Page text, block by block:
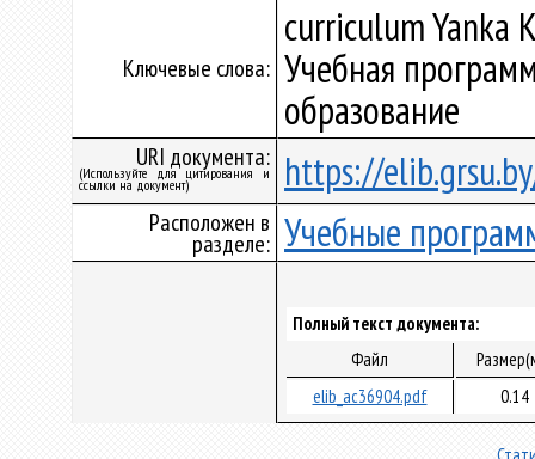
Ключевые слова:
curriculum Yanka
Учебная
образование
URI документа:
(Используйте для цитирования и
ссылки на документ) https://
Расположен в
разделе: Учебные
Полный текст документа:
Файл
elib_ac36904.pdf
0.14